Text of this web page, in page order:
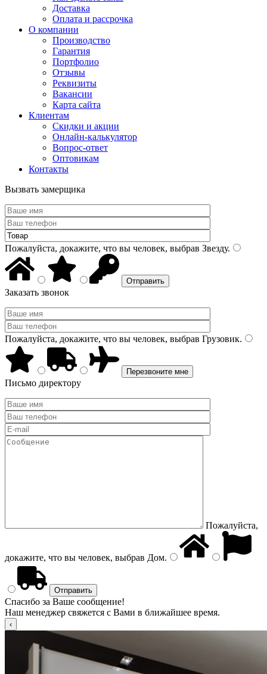
Доставка
Оплата и рассрочка
О компании
Производство
Гарантия
Портфолио
Отзывы
Реквизиты
Вакансии
Карта сайта
Клиентам
Скидки и акции
Онлайн-калькулятор
Вопрос-ответ
Оптовикам
Контакты
Вызвать замерщика
Пожалуйста, докажите, что вы человек, выбрав Звезду.
Заказать звонок
Пожалуйста, докажите, что вы человек, выбрав Грузовик.
Письмо директору
Пожалуйста,
докажите, что вы человек, выбрав Дом.
Спасибо за Ваше сообщение!
Наш менеджер свяжется с Вами в ближайшее время.